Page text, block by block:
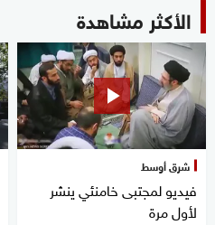
الأكثر مشاهدة
شرق أوسط
فيديو لمجتبى خامنئي ينشر
لأول مرة